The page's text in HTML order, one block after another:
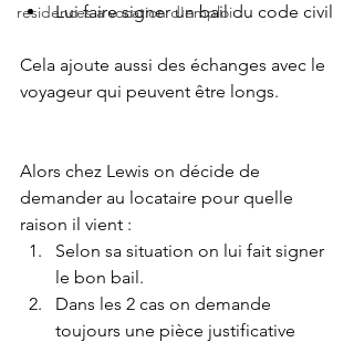
residences a vocation d'emploi
Lui faire signer un bail du code civil
Cela ajoute aussi des échanges avec le
voyageur qui peuvent être longs.
Alors chez Lewis on décide de
demander au locataire pour quelle
raison il vient :
Selon sa situation on lui fait signer
le bon bail.
Dans les 2 cas on demande
toujours une pièce justificative